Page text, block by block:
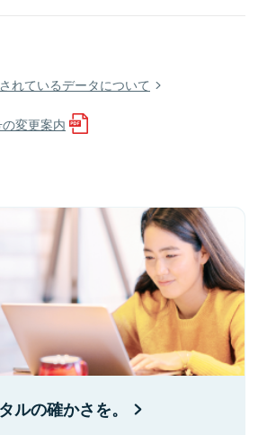
れているデータについて
変更案内
ルの確かさを。